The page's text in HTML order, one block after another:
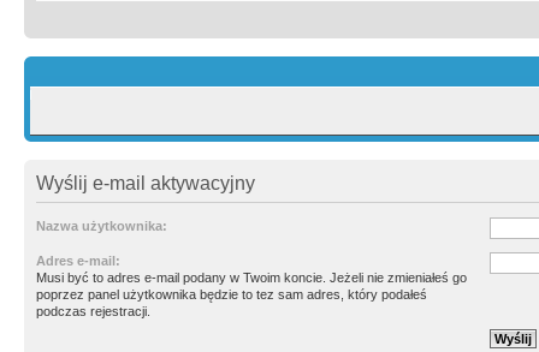
Wyślij e-mail aktywacyjny
Nazwa użytkownika:
Adres e-mail:
Musi być to adres e-mail podany w Twoim koncie. Jeżeli nie zmieniałeś go
poprzez panel użytkownika będzie to tez sam adres, który podałeś
podczas rejestracji.